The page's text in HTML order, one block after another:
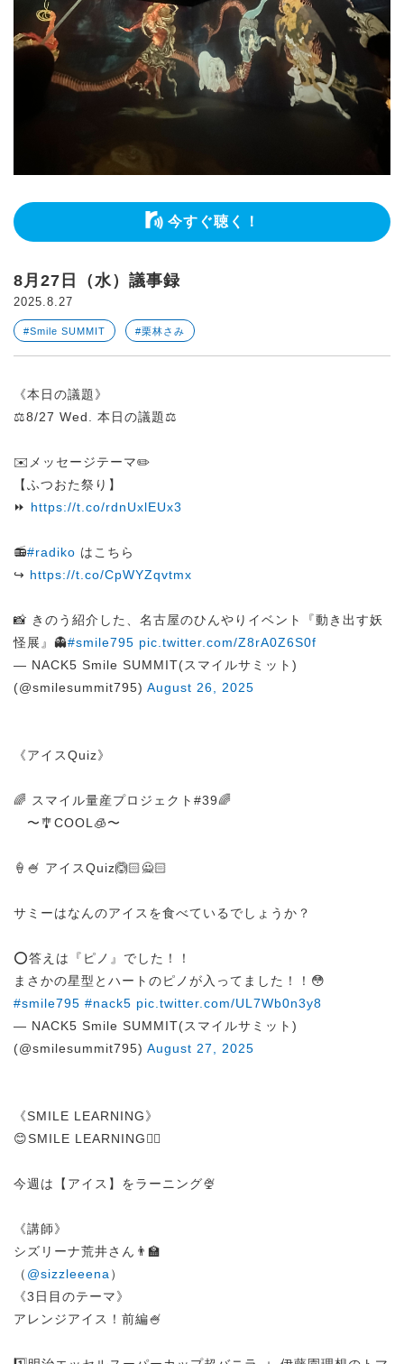
今すぐ聴く！
8月27日（水）議事録
2025.8.27
#Smile SUMMIT #栗林さみ
《本日の議題》
⚖️8/27 Wed. 本日の議題⚖️
✉️メッセージテーマ✏️
【ふつおた祭り】
⏩ https://t.co/rdnUxlEUx3
📻#radiko はこちら
↪︎ https://t.co/CpWYZqvtmx
📸 きのう紹介した、名古屋のひんやりイベント『動き出す妖
怪展』👻#smile795 pic.twitter.com/Z8rA0Z6S0f
— NACK5 Smile SUMMIT(スマイルサミット)
(@smilesummit795) August 26, 2025
《アイスQuiz》
🌈 スマイル量産プロジェクト#39🌈
〜🎐COOL🧊〜
🍦🍧 アイスQuiz🙆🏻🙅🏻
サミーはなんのアイスを食べているでしょうか？
⭕️答えは『ピノ』でした！！
まさかの星型とハートのピノが入ってました！！😳
#smile795 #nack5 pic.twitter.com/UL7Wb0n3y8
— NACK5 Smile SUMMIT(スマイルサミット)
(@smilesummit795) August 27, 2025
《SMILE LEARNING》
😊SMILE LEARNING✍🏻
今週は【アイス】をラーニング🍨
《講師》
シズリーナ荒井さん👨‍🏫
（ @sizzleeena）
《3日目のテーマ》
アレンジアイス！前編🍧